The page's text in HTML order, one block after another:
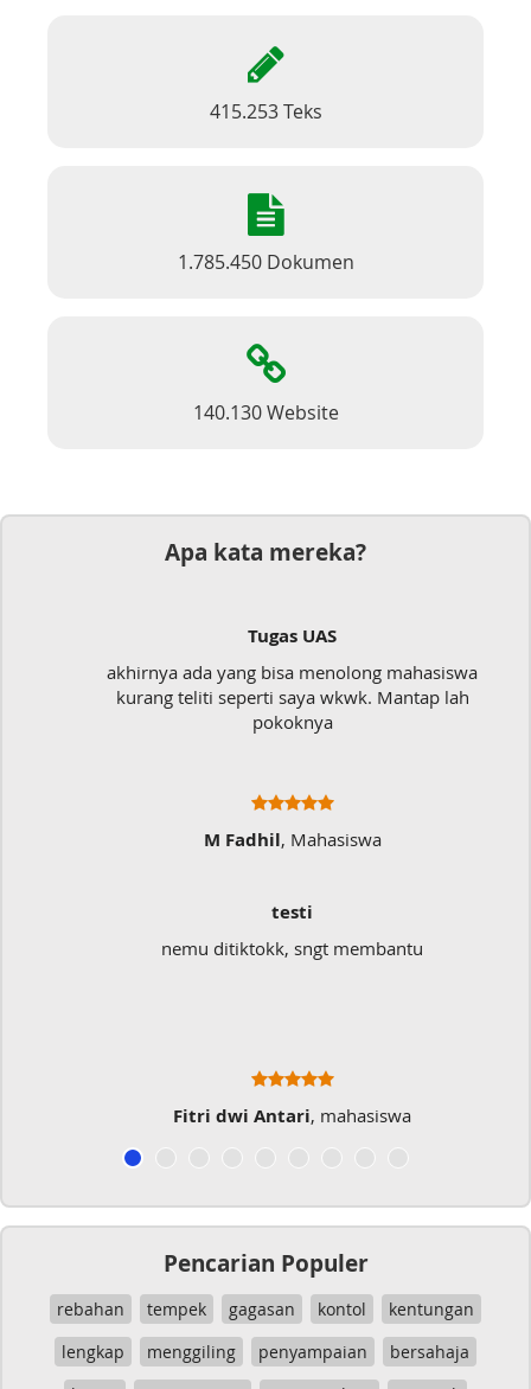
415.253 Teks
1.785.450 Dokumen
140.130 Website
Apa kata mereka?
Tugas UAS
akhirnya ada yang bisa menolong mahasiswa
kurang teliti seperti saya wkwk. Mantap lah
pokoknya
M Fadhil, Mahasiswa
testi
nemu ditiktokk, sngt membantu
Fitri dwi Antari, mahasiswa
Pencarian Populer
rebahan tempek gagasan kontol
kentungan
lengkap
menggiling penyampaian
bersahaja